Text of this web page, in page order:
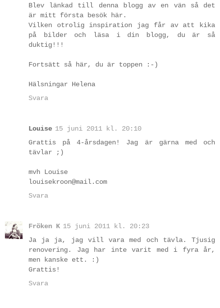
Blev länkad till denna blogg av en vän så det
är mitt första besök här.
Vilken otrolig inspiration jag får av att kika
på bilder och läsa i din blogg, du är så
duktig!!!
Fortsätt så här, du är toppen :-)
Hälsningar Helena
Svara
Louise 15 juni 2011 kl. 20:10
Grattis på 4-årsdagen! Jag är gärna med och
tävlar ;)
mvh Louise
louisekroon@mail.com
Svara
Fröken K 15 juni 2011 kl. 20:23
Ja ja ja, jag vill vara med och tävla. Tjusig
renovering. Jag har inte varit med i fyra år,
men kanske ett. :)
Grattis!
Svara